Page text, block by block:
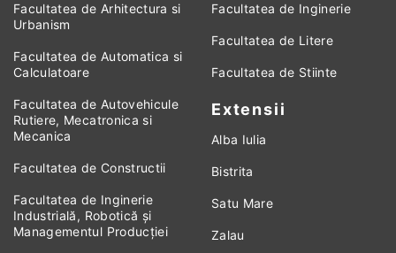
Facultatea de Arhitectura si
Urbanism
Facultatea de Automatica si
Calculatoare
Facultatea de Autovehicule
Rutiere, Mecatronica si
Mecanica
Facultatea de Constructii
Facultatea de Inginerie
Industrială, Robotică și
Managementul Producției
Facultatea de Inginerie
Facultatea de Litere
Facultatea de Stiinte
Extensii
Alba Iulia
Bistrita
Satu Mare
Zalau